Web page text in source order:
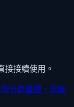
接接續使用。
分群整理，最後